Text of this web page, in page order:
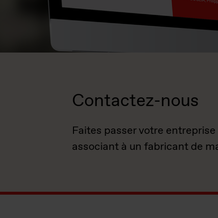
Contactez-nous
Faites passer votre
associant à un fabricant de